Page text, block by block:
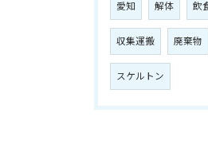
愛知 解体 飲
収集運搬 廃棄物
スケルトン